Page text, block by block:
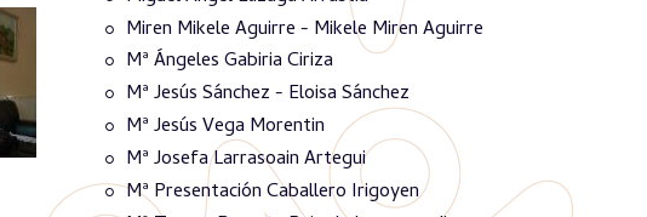
Miren Mikele Aguirre - Mikele Miren Aguirre
Mª Ángeles Gabiria Ciriza
Mª Jesús Sánchez - Eloisa Sánchez
Mª Jesús Vega Morentin
Mª Josefa Larrasoain Artegui
Mª Presentación Caballero Irigoyen